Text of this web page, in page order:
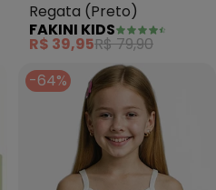
Regata (Preto)
FAKINI KIDS
R$ 39,95R$ 79,90
-64%